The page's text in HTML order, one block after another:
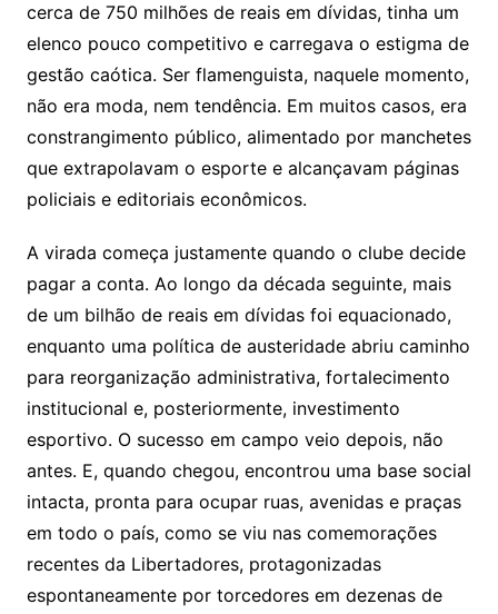
cerca de 750 milhões de reais em dívidas, tinha um
elenco pouco competitivo e carregava o estigma de
gestão caótica. Ser flamenguista, naquele momento,
não era moda, nem tendência. Em muitos casos, era
constrangimento público, alimentado por manchetes
que extrapolavam o esporte e alcançavam páginas
policiais e editoriais econômicos.
A virada começa justamente quando o clube decide
pagar a conta. Ao longo da década seguinte, mais
de um bilhão de reais em dívidas foi equacionado,
enquanto uma política de austeridade abriu caminho
para reorganização administrativa, fortalecimento
institucional e, posteriormente, investimento
esportivo. O sucesso em campo veio depois, não
antes. E, quando chegou, encontrou uma base social
intacta, pronta para ocupar ruas, avenidas e praças
em todo o país, como se viu nas comemorações
recentes da Libertadores, protagonizadas
espontaneamente por torcedores em dezenas de